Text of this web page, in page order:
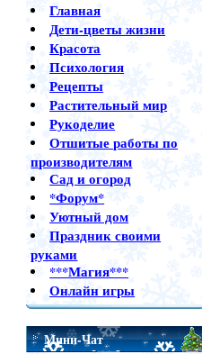
Главная
Дети-цветы жизни
Красота
Психология
Рецепты
Растительный мир
Рукоделие
Отшитые работы по
производителям
Сад и огород
*Форум*
Уютный дом
Праздник своими
руками
***Магия***
Онлайн игры
Мини-Чат